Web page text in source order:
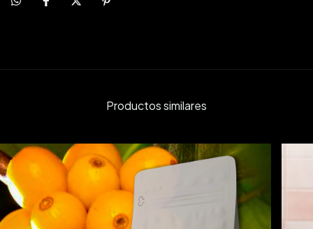
Productos similares